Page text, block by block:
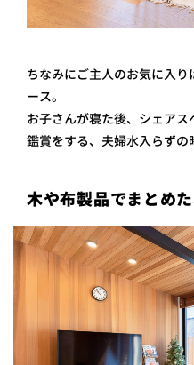
ちなみにご主人のお気に入
ース。
お子さんが寝た後、シェア
鑑賞をする、夫婦水入らずの
木や布製品でまとめ